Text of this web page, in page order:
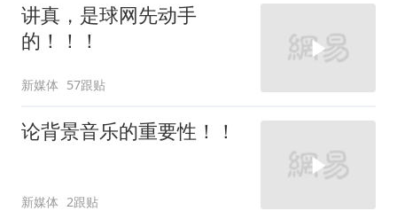
讲真，是球网先动手
的！！！
新媒体 57跟贴
论背景音乐的重要性！！
新媒体 2跟贴